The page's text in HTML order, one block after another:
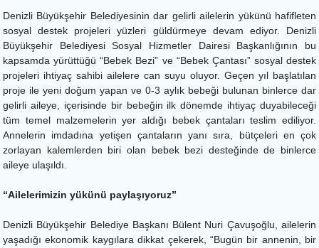
Denizli Büyükşehir Belediyesinin dar gelirli ailelerin yükünü hafifleten
sosyal destek projeleri yüzleri güldürmeye devam ediyor. Denizli
Büyükşehir Belediyesi Sosyal Hizmetler Dairesi Başkanlığının bu
kapsamda yürüttüğü “Bebek Bezi” ve “Bebek Çantası” sosyal destek
projeleri ihtiyaç sahibi ailelere can suyu oluyor. Geçen yıl başlatılan
proje ile yeni doğum yapan ve 0-3 aylık bebeği bulunan binlerce dar
gelirli aileye, içerisinde bir bebeğin ilk dönemde ihtiyaç duyabileceği
tüm temel malzemelerin yer aldığı bebek çantaları teslim ediliyor.
Annelerin imdadına yetişen çantaların yanı sıra, bütçeleri en çok
zorlayan kalemlerden biri olan bebek bezi desteğinde de binlerce
aileye ulaşıldı.
“Ailelerimizin yükünü paylaşıyoruz”
Denizli Büyükşehir Belediye Başkanı Bülent Nuri Çavuşoğlu, ailelerin
yaşadığı ekonomik kaygılara dikkat çekerek, “Bugün bir annenin, bir